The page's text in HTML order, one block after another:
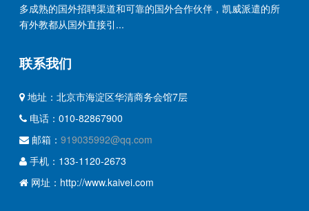
多成熟的国外招聘渠道和可靠的国外合作伙伴，凯威派遣的所
有外教都从国外直接引...
联系我们
地址：北京市海淀区华清商务会馆7层
电话：010-82867900
邮箱：919035992@qq.com
手机：133-1120-2673
网址：http://www.kaivei.com